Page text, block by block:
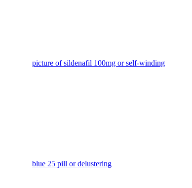
picture of sildenafil 100mg or self-winding
blue 25 pill or delustering